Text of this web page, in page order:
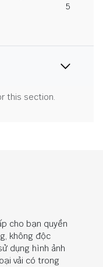
5
this section.
cho bạn quyền
không độc
dụng hình ảnh
vải có trong